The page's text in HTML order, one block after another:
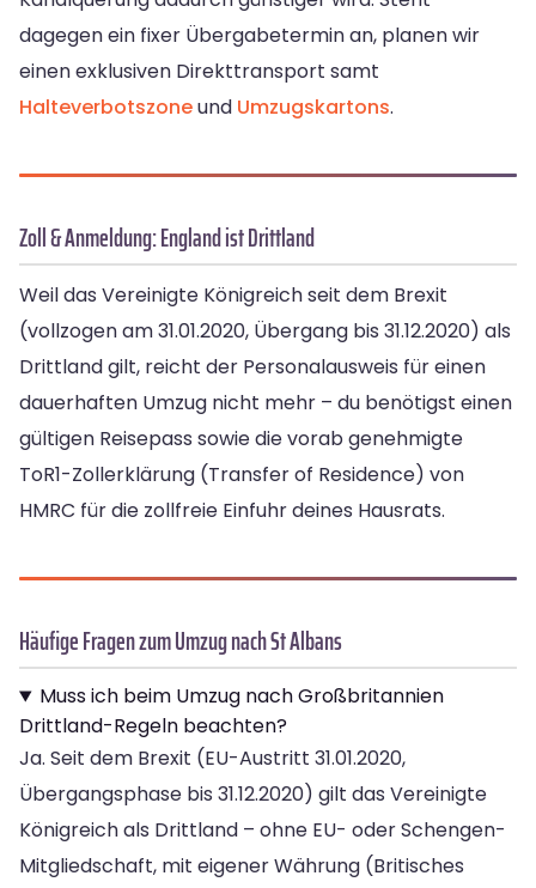
dagegen ein fixer Übergabetermin an, planen wir
einen exklusiven Direkttransport samt
Halteverbotszoneund Umzugskartons.
Zoll & Anmeldung: England ist Drittland
Weil das Vereinigte Königreich seit dem Brexit
(vollzogen am 31.01.2020, Übergang bis 31.12.2020) als
Drittland gilt, reicht der Personalausweis für einen
dauerhaften Umzug nicht mehr – du benötigst einen
gültigen Reisepass sowie die vorab genehmigte
ToR1-Zollerklärung (Transfer of Residence) von
HMRC für die zollfreie Einfuhr deines Hausrats.
Häufige Fragen zum Umzug nach St Albans
Muss ich beim Umzug nach Großbritannien
Drittland-Regeln beachten?
Ja. Seit dem Brexit (EU-Austritt 31.01.2020,
Übergangsphase bis 31.12.2020) gilt das Vereinigte
Königreich als Drittland – ohne EU- oder Schengen-
Mitgliedschaft, mit eigener Währung (Britisches